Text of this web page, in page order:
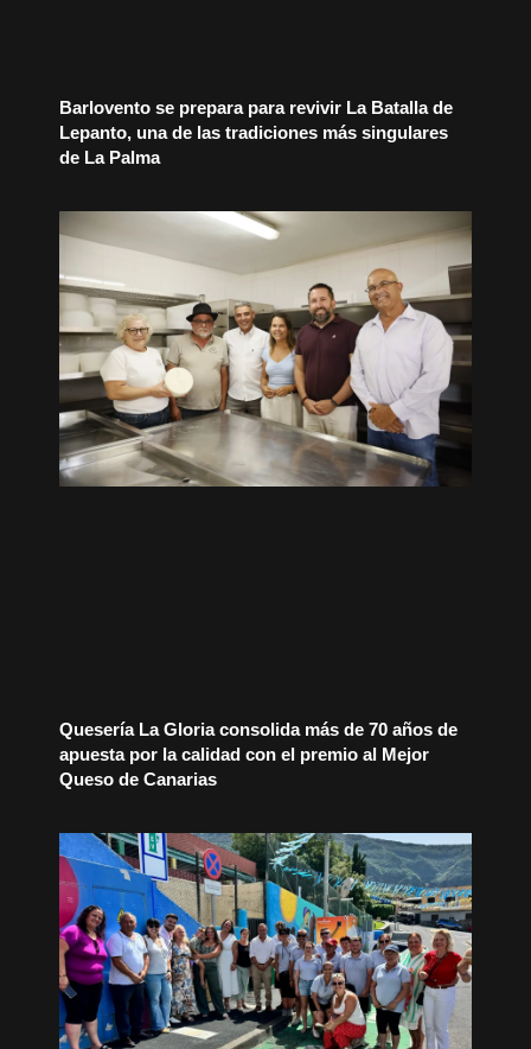
Barlovento se prepara para revivir La Batalla de
Lepanto, una de las tradiciones más singulares
de La Palma
Quesería La Gloria consolida más de 70 años de
apuesta por la calidad con el premio al Mejor
Queso de Canarias